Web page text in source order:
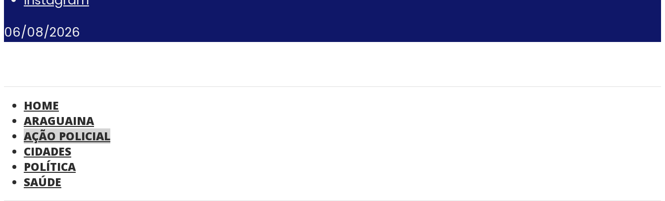
06/08/2026
HOME
ARAGUAINA
AÇÃO POLICIAL
CIDADES
POLÍTICA
SAÚDE